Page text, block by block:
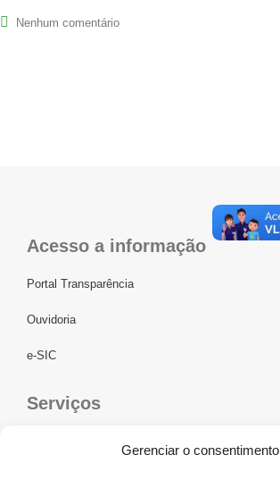
Gerenciar o consentimento
Nenhum comentário
Acesso a informação
Portal Transparência
Ouvidoria
e-SIC
Serviços